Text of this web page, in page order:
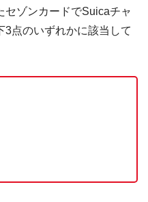
セゾンカードでSuicaチャ
3点のいずれかに該当して